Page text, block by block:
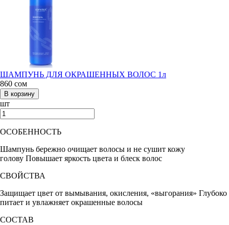
ШАМПУНЬ ДЛЯ ОКРАШЕННЫХ ВОЛОС 1л
860 сом
шт
ОСОБЕННОСТЬ
Шампунь бережно очищает волосы и не сушит кожу
голову Повышает яркость цвета и блеск волос
СВОЙСТВА
Защищает цвет от вымывания, окисления, «выгорания» Глубоко
питает и увлажняет окрашенные волосы
СОСТАВ